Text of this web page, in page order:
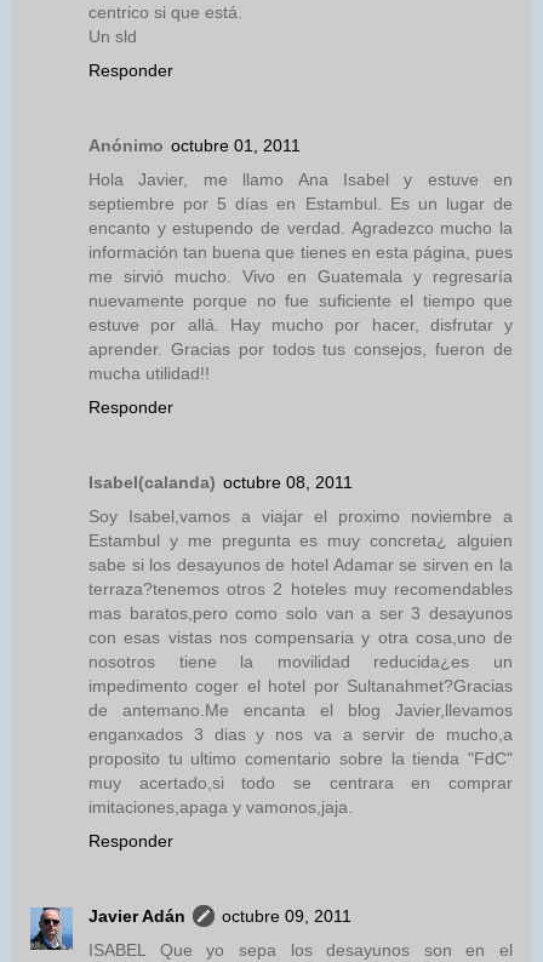
centrico si que está.
Un sld
Responder
Anónimo octubre 01, 2011
Hola Javier, me llamo Ana Isabel y estuve en
septiembre por 5 días en Estambul. Es un lugar de
encanto y estupendo de verdad. Agradezco mucho la
información tan buena que tienes en esta página, pues
me sirvió mucho. Vivo en Guatemala y regresaría
nuevamente porque no fue suficiente el tiempo que
estuve por allá. Hay mucho por hacer, disfrutar y
aprender. Gracias por todos tus consejos, fueron de
mucha utilidad!!
Responder
Isabel(calanda) octubre 08, 2011
Soy Isabel,vamos a viajar el proximo noviembre a
Estambul y me pregunta es muy concreta¿ alguien
sabe si los desayunos de hotel Adamar se sirven en la
terraza?tenemos otros 2 hoteles muy recomendables
mas baratos,pero como solo van a ser 3 desayunos
con esas vistas nos compensaria y otra cosa,uno de
nosotros tiene la movilidad reducida¿es un
impedimento coger el hotel por Sultanahmet?Gracias
de antemano.Me encanta el blog Javier,llevamos
enganxados 3 dias y nos va a servir de mucho,a
proposito tu ultimo comentario sobre la tienda "FdC"
muy acertado,si todo se centrara en comprar
imitaciones,apaga y vamonos,jaja.
Responder
Javier Adán
octubre 09, 2011
ISABEL Que yo sepa los desayunos son en el